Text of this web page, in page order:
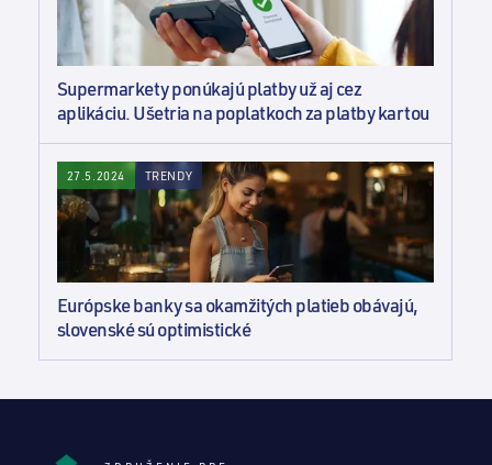
Supermarkety ponúkajú platby už aj cez
aplikáciu. Ušetria na poplatkoch za platby kartou
27.5.2024 TRENDY
Európske banky sa okamžitých platieb obávajú,
slovenské sú optimistické